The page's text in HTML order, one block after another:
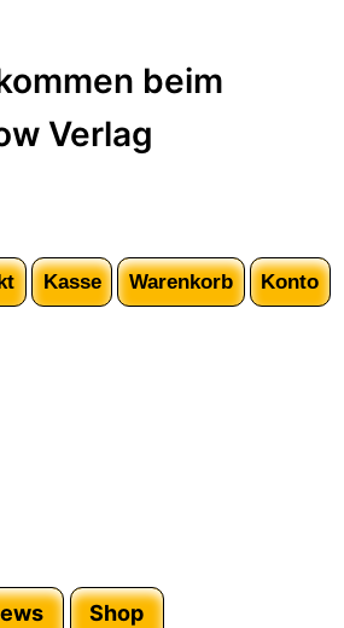
beim
Verlag
Kasse Warenkorb Konto
Shop